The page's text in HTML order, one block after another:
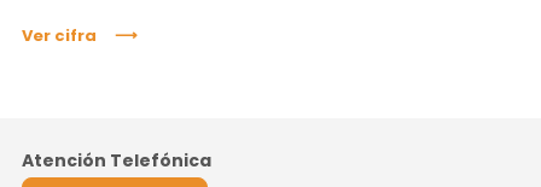
Ver cifra
Atención Telefónica